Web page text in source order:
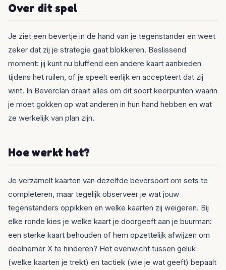
Over dit spel
Je ziet een bevertje in de hand van je tegenstander en weet
zeker dat zij je strategie gaat blokkeren. Beslissend
moment: jij kunt nu bluffend een andere kaart aanbieden
tijdens het ruilen, of je speelt eerlijk en accepteert dat zij
wint. In Beverclan draait alles om dit soort keerpunten waarin
je moet gokken op wat anderen in hun hand hebben en wat
ze werkelijk van plan zijn.
Hoe werkt het?
Je verzamelt kaarten van dezelfde beversoort om sets te
completeren, maar tegelijk observeer je wat jouw
tegenstanders oppikken en welke kaarten zij weigeren. Bij
elke ronde kies je welke kaart je doorgeeft aan je buurman:
een sterke kaart behouden of hem opzettelijk afwijzen om
deelnemer X te hinderen? Het evenwicht tussen geluk
(welke kaarten je trekt) en tactiek (wie je wat geeft) bepaalt